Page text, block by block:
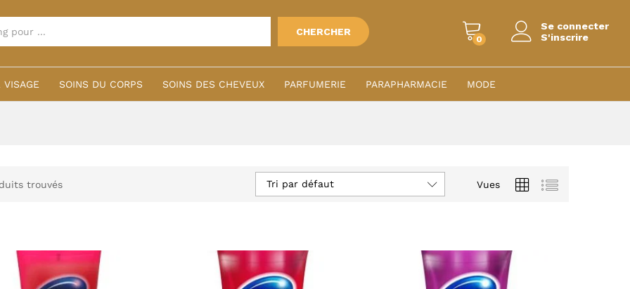
CHERCHER
0
Se connecter
S'inscrire
VISAGE SOINS DU CORPS SOINS DES CHEVEUX PARFUMERIE PARAPHARMACIE MODE
trouvés Vues
Tri par défaut